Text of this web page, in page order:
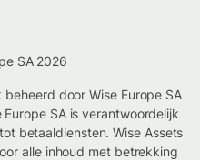
SA 2026
door Wise Europe SA
Europe SA is verantwoordelijk
betaaldiensten. Wise Assets
alle inhoud met betrekking